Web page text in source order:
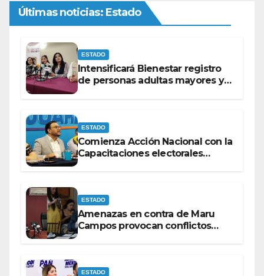
Últimas noticias: Estado
ESTADO
Intensificará Bienestar registro
de personas adultas mayores y
ESTADO
Comienza Acción Nacional con la
Capacitaciones electorales
ESTADO
Amenazas en contra de Maru
Campos provocan conflictos
ESTADO